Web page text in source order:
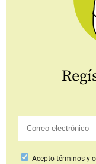
Aceptotérminos y